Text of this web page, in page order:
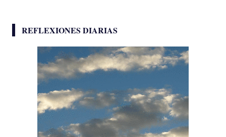
REFLEXIONES DIARIAS